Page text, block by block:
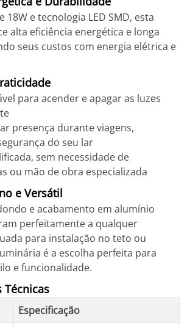
18W e tecnologia LED SMD, esta
alta eficiência energética e longa
seus custos com energia elétrica e
para acender e apagar as luzes
presença durante viagens,
do seu lar
sem necessidade de
ou mão de obra especializada
e Versátil
e acabamento em alumínio
perfeitamente a qualquer
para instalação no teto ou
é a escolha perfeita para
e funcionalidade.
Técnicas
Especificação